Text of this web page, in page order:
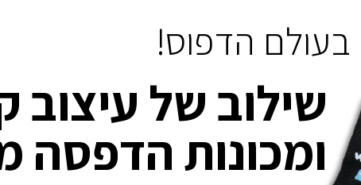
הדפוס!
שילוב של עיצוב
ומכונות